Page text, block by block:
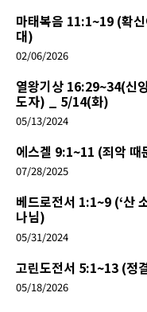
마태복음 11:1~19 (확
대)
02/06/2026
열왕기상 16:29~34(신
도자) _ 5/14(화)
05/13/2024
에스겔 9:1~11 (죄악 때
07/28/2025
베드로전서 1:1~9 (‘산
나님)
05/31/2024
고린도전서 5:1~13 (정
05/18/2026